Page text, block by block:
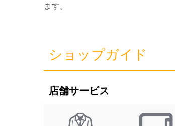
ます。
ショップガイド
店舗サービス